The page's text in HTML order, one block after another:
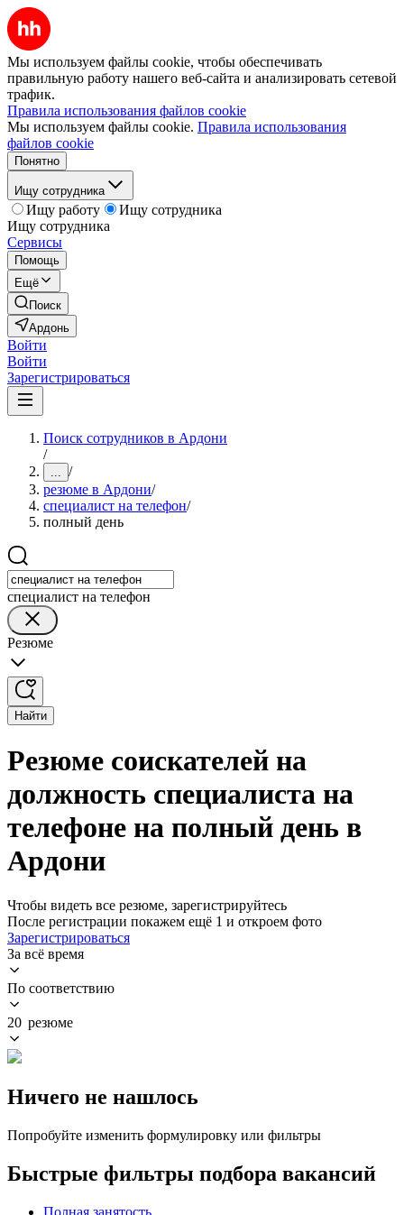
Мы используем файлы cookie, чтобы обеспечивать
правильную работу нашего веб-сайта и анализировать сетевой
трафик.
Правила использования файлов cookie
Мы используем файлы cookie. Правила использования
файлов cookie
Понятно
Ищу сотрудника
Ищу работу
Ищу сотрудника
Ищу сотрудника
Сервисы
Помощь
Ещё
Поиск
Ардонь
Войти
Войти
Зарегистрироваться
Поиск сотрудников в Ардони
/
... /
резюме в Ардони/
специалист на телефон/
полный день
специалист на телефон
Резюме
Найти
Резюме соискателей на
должность специалиста на
телефоне на полный день в
Ардони
Чтобы видеть все резюме, зарегистрируйтесь
После регистрации покажем ещё 1 и откроем фото
Зарегистрироваться
За всё время
По соответствию
20 резюме
Ничего не нашлось
Попробуйте изменить формулировку или фильтры
Быстрые фильтры подбора вакансий
Полная занятость